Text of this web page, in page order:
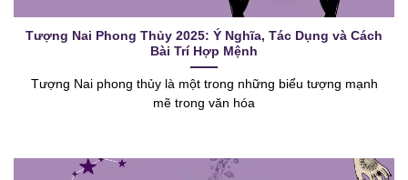
Tượng Nai Phong Thủy 2025: Ý Nghĩa, Tác Dụng và Cách
Bài Trí Hợp Mệnh
Tượng Nai phong thủy là một trong những biểu tượng mạnh
mẽ trong văn hóa